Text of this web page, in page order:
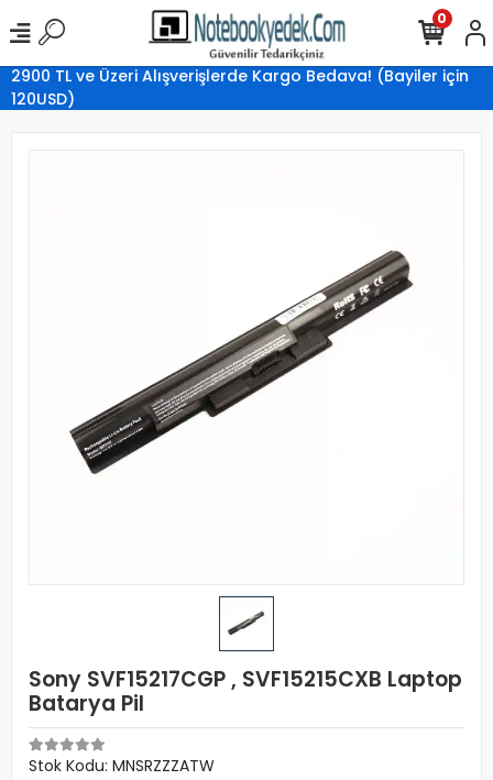
2900 TL ve Üzeri Alışverişlerde Kargo Bedava! (Bayiler için
120USD)
0
Sony SVF15217CGP , SVF15215CXB Laptop
Batarya Pil
Stok Kodu: MNSRZZZATW